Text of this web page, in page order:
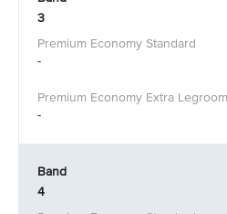
3
-
-
Band
4